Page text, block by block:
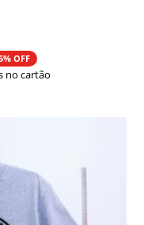
OFF
no cartão